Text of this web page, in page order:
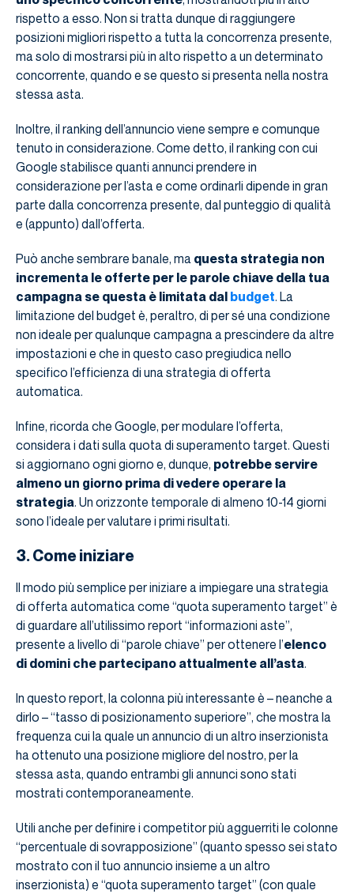
rispetto a esso. Non si tratta dunque di raggiungere
posizioni migliori rispetto a tutta la concorrenza presente,
ma solo di mostrarsi più in alto rispetto a un determinato
concorrente, quando e se questo si presenta nella nostra
stessa asta.
Inoltre, il ranking dell’annuncio viene sempre e comunque
tenuto in considerazione. Come detto, il ranking con cui
Google stabilisce quanti annunci prendere in
considerazione per l’asta e come ordinarli dipende in gran
parte dalla concorrenza presente, dal punteggio di qualità
e (appunto) dall’offerta.
Può anche sembrare banale, ma questa strategia non
incrementa le offerte per le parole chiave della tua
campagna se questa è limitata dal budget. La
limitazione del budget è, peraltro, di per sé una condizione
non ideale per qualunque campagna a prescindere da altre
impostazioni e che in questo caso pregiudica nello
specifico l’efficienza di una strategia di offerta
automatica.
Infine, ricorda che Google, per modulare l’offerta,
considera i dati sulla quota di superamento target. Questi
si aggiornano ogni giorno e, dunque, potrebbe servire
almeno un giorno prima di vedere operare la
strategia. Un orizzonte temporale di almeno 10-14 giorni
sono l’ideale per valutare i primi risultati.
3. Come iniziare
Il modo più semplice per iniziare a impiegare una strategia
di offerta automatica come “quota superamento target” è
di guardare all’utilissimo report “informazioni aste”,
presente a livello di “parole chiave” per ottenere l’elenco
di domini che partecipano attualmente all’asta.
In questo report, la colonna più interessante è – neanche a
dirlo – “tasso di posizionamento superiore”, che mostra la
frequenza cui la quale un annuncio di un altro inserzionista
ha ottenuto una posizione migliore del nostro, per la
stessa asta, quando entrambi gli annunci sono stati
mostrati contemporaneamente.
Utili anche per definire i competitor più agguerriti le colonne
“percentuale di sovrapposizione” (quanto spesso sei stato
mostrato con il tuo annuncio insieme a un altro
inserzionista) e “quota superamento target” (con quale